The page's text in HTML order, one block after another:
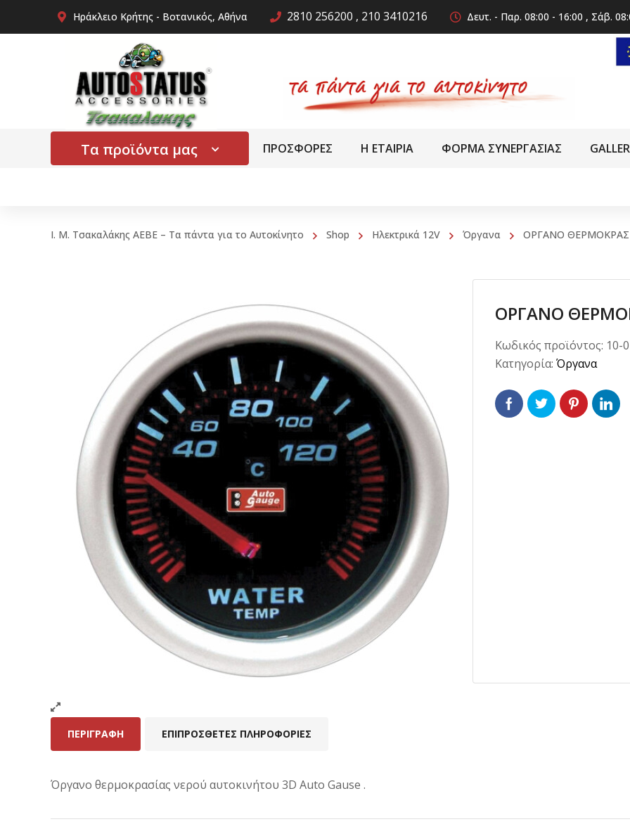
Ηράκλειο Κρήτης - Βοτανικός, Αθήνα 2810 256200 , 210 3410216 Δευτ. - Παρ. 08:00 - 16:00 , Σάβ.
Τα προϊόντα μας ΠΡΟΣΦΟΡΕΣ Η ΕΤΑΙΡΙΑ ΦΟΡΜΑ ΣΥΝΕΡΓΑΣΙΑΣ
Ι. Μ. Τσακαλάκης ΑΕΒΕ – Τα πάντα για το Αυτοκίνητο Shop Ηλεκτρικά 12V Όργανα ΟΡΓΑΝΟ
ΟΡΓΑΝΟ
Κωδικός προϊόντος: 10-
Κατηγορία: Όργανα
ΠΕΡΙΓΡΑΦΉ ΕΠΙΠΡΌΣΘΕΤΕΣ ΠΛΗΡΟΦΟΡΊΕΣ
Όργανο θερμοκρασίας νερού αυτοκινήτου 3D Auto Gause .